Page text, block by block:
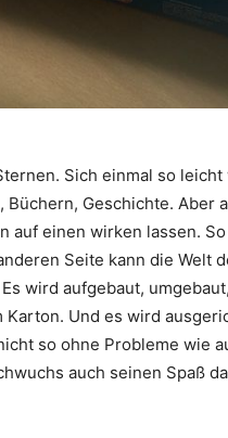
Sich einmal so
Geschichte. Aber
auf einen wirken lassen.
Seite kann die Welt
wird aufgebaut,
Karton. Und es wird
so ohne Probleme wie
auch seinen Spaß